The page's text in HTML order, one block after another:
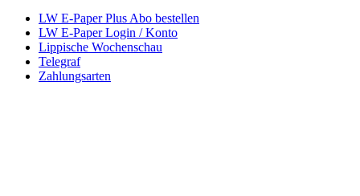
LW E-Paper Plus Abo bestellen
LW E-Paper Login / Konto
Lippische Wochenschau
Telegraf
Zahlungsarten